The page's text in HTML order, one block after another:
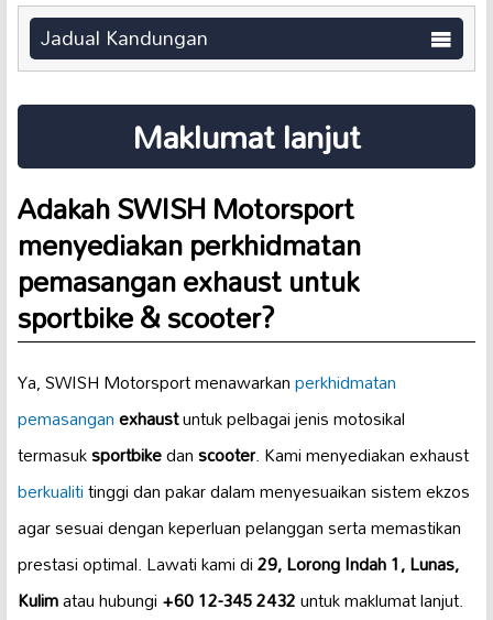
Jadual Kandungan
Maklumat lanjut
Adakah SWISH Motorsport
menyediakan perkhidmatan
pemasangan exhaust untuk
sportbike & scooter?
Ya, SWISH Motorsport menawarkanperkhidmatan
pemasanganexhaustuntuk pelbagai jenis motosikal
termasuksportbikedanscooter. Kami menyediakan exhaust
berkualititinggi dan pakar dalam menyesuaikan sistem ekzos
agar sesuai dengan keperluan pelanggan serta memastikan
prestasi optimal. Lawati kami di29, Lorong Indah 1, Lunas,
Kulimatau hubungi+60 12-345 2432untuk maklumat lanjut.